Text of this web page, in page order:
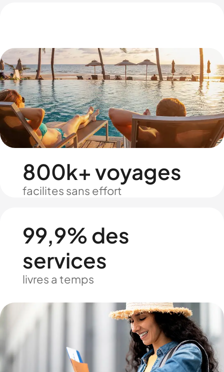
800k+ voyages
facilites sans effort
99,9% des
services
livres a temps